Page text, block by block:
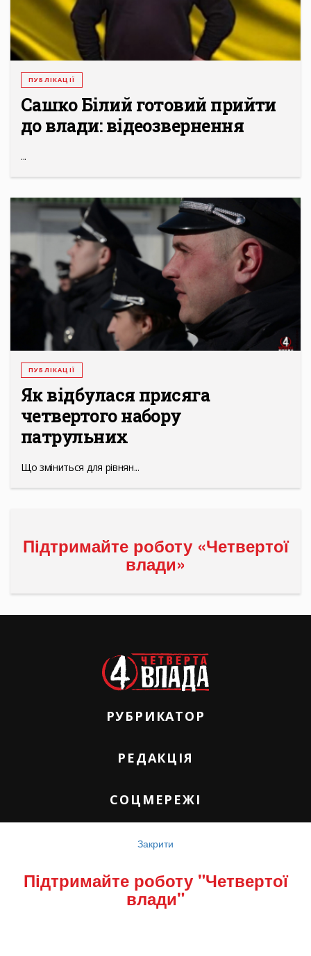
ПУБЛІКАЦІЇ
Сашко Білий готовий прийти
до влади: відеозвернення
...
ПУБЛІКАЦІЇ
Як відбулася присяга
четвертого набору
патрульних
Що зміниться для рівнян...
Підтримайте роботу «Четвертої
влади»
РУБРИКАТОР
РЕДАКЦІЯ
СОЦМЕРЕЖІ
Використання матеріалів сайту лише за
Закрити
Підтримайте роботу "Четвертої
влади"